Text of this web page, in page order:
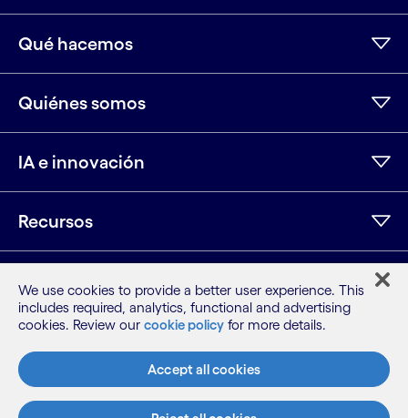
Qué hacemos
Quiénes somos
IA e innovación
Recursos
Más información
LinkedInFacebook
Instagram
Youtube
Mapa del sitio
Condiciones
We use cookies to provide a better user experience. This
includes required, analytics, functional and advertising
cookies. Review our cookie policy for more details.
Accept all cookies